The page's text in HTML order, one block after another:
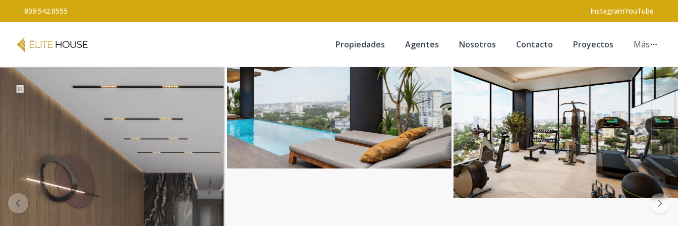
809.542.0555 InstagramYouTube
Propiedades Agentes Nosotros Contacto Proyectos Más